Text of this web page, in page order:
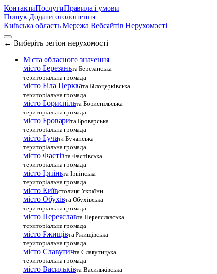
КонтактиПослугиПравила і умови
Пошук Додати оголошення
Київська область Мережа Вебсайтів Нерухомості
← Виберіть регіон нерухомості
Міста обласного значення
місто Березаньта Березанська
територіальна громада
місто Біла Церквата Білоцерківська
територіальна громада
місто Бориспільта Бориспільська
територіальна громада
місто Броварита Броварська
територіальна громада
місто Бучата Бучанська
територіальна громада
місто Фастівта Фастівська
територіальна громада
місто Ірпіньта Ірпінська
територіальна громада
місто Київстолиця України
місто Обухівта Обухівська
територіальна громада
місто Переяславта Переяславська
територіальна громада
місто Ржищівта Ржищівська
територіальна громада
місто Славутичта Славутицька
територіальна громада
місто Василькiвта Васильківська